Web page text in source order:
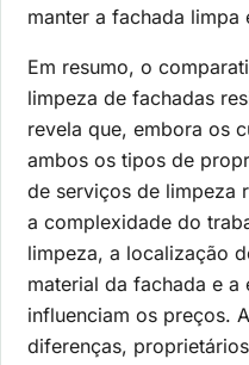
manter a fachada limpa
Em resumo, o
limpeza de fachadas
revela que, embora os
ambos os tipos de
de serviços de limpeza
a complexidade do
limpeza, a localização
material da fachada e a
influenciam os preços.
diferenças,